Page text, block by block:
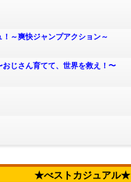
～爽快ジャンプアクション～
じさん育てて、世界を救え！〜
★べストカジュアル★